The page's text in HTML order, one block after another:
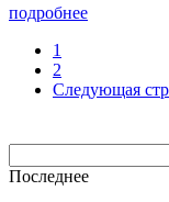
подробнее
1
2
Следующая
Последнее